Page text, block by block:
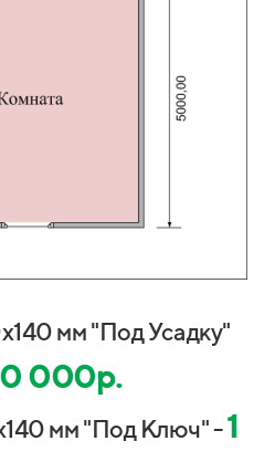
мм "Под Усадку"
000р.
мм "Под Ключ" -1